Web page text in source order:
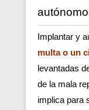
Implantar y
multa o un
levantadas
de la mala
implica para